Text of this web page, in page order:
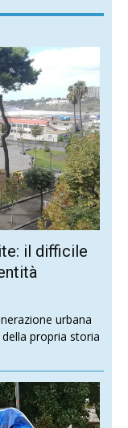
il difficile
urbana
propria storia